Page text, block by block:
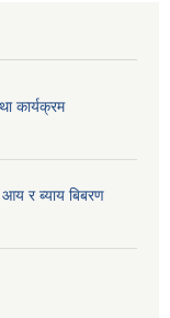
कार्यक्रम
र ब्याय बिबरण